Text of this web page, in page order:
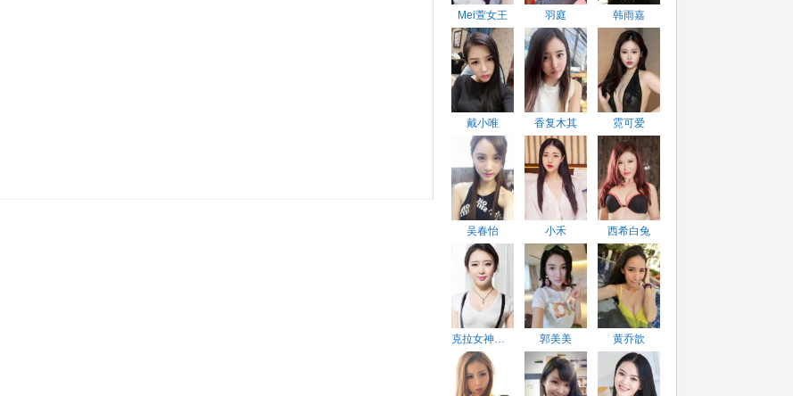
Mei萱女王 羽庭 韩雨嘉
戴小唯 香复木其 霓可爱
吴春怡 小禾 西希白兔
克拉女神珊珊 郭美美 黄乔歆